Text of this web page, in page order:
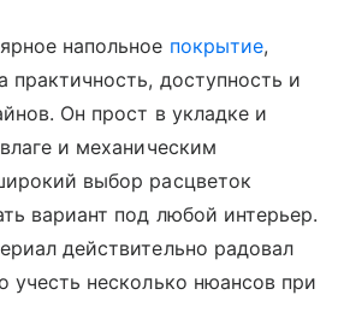
напольное покрытие,
практичность, доступность и
Он прост в укладке и
и механическим
выбор расцветок
вариант под любой интерьер.
действительно радовал
учесть несколько нюансов при